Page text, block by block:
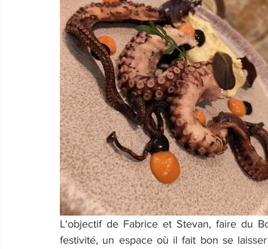
L'objectif de Fabrice et Stevan, faire du
festivité, un espace où il fait bon se